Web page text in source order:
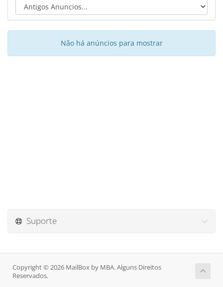
Não há anúncios para mostrar
Suporte
Copyright © 2026 MailBox by MBA. Alguns Direitos
Reservados.